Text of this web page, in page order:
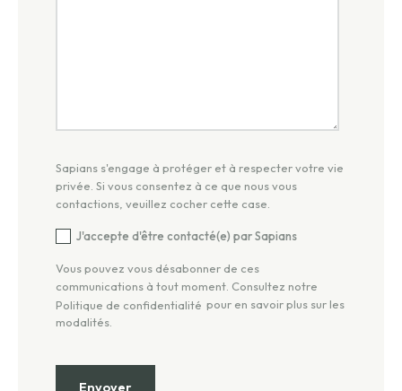
Sapians s'engage à protéger et à respecter votre vie
privée. Si vous consentez à ce que nous vous
contactions, veuillez cocher cette case.
J'accepte d'être contacté(e) par Sapians
Vous pouvez vous désabonner de ces
communications à tout moment. Consultez notre
Politique de confidentialité pour en savoir plus sur les
modalités.